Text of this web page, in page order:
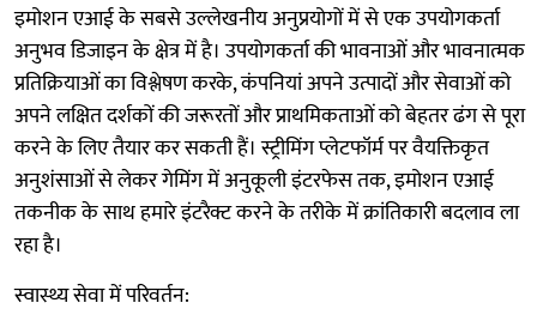
इमोशन एआई के सबसे उल्लेखनीय अनुप्रयोगों में से एक उपयोगकर्ता
अनुभव डिजाइन के क्षेत्र में है। उपयोगकर्ता की भावनाओं और भावनात्मक
प्रतिक्रियाओं का विश्लेषण करके, कंपनियां अपने उत्पादों और सेवाओं को
अपने लक्षित दर्शकों की जरूरतों और प्राथमिकताओं को बेहतर ढंग से पूरा
करने के लिए तैयार कर सकती हैं। स्ट्रीमिंग प्लेटफॉर्म पर वैयक्तिकृत
अनुशंसाओं से लेकर गेमिंग में अनुकूली इंटरफेस तक, इमोशन एआई
तकनीक के साथ हमारे इंटरैक्ट करने के तरीके में क्रांतिकारी बदलाव ला
रहा है।
स्वास्थ्य सेवा में परिवर्तन: